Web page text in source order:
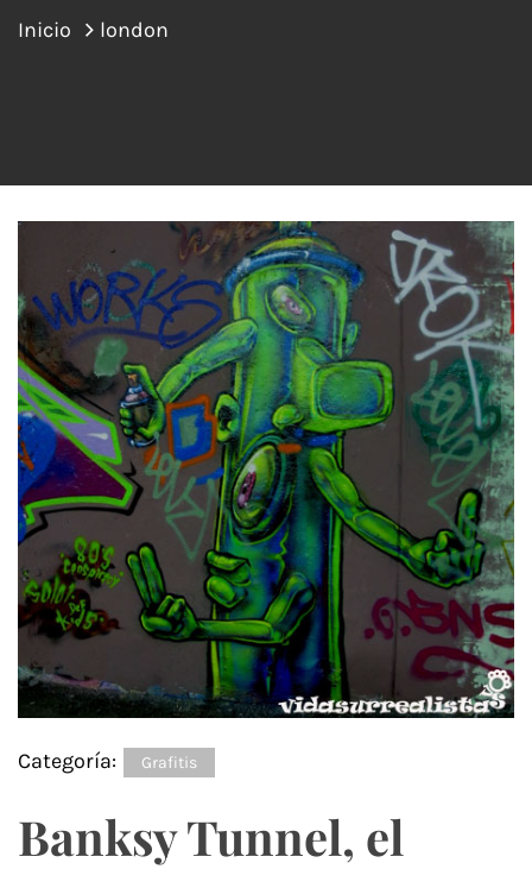
Inicio london
Categoría: Grafitis
Banksy Tunnel, el